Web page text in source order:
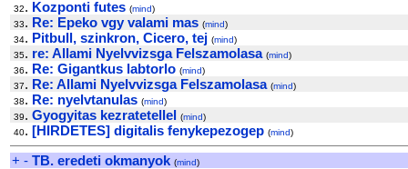
32. Kozponti futes (mind)
33. Re: Epeko vgy valami mas (mind)
34. Pitbull, szinkron, Cicero, tej (mind)
35. re: Allami Nyelvvizsga Felszamolasa (mind)
36. Re: Gigantkus labtorlo (mind)
37. Re: Allami Nyelvvizsga Felszamolasa (mind)
38. Re: nyelvtanulas (mind)
39. Gyogyitas kezratetellel (mind)
40. [HIRDETES] digitalis fenykepezogep (mind)
+ - TB. eredeti okmanyok (mind)